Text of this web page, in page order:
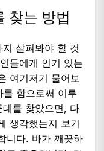
찾는 방법
살펴봐야 할 것
들에게 인기 있는
여기저기 물어보
함으로써 이루
를 찾았으면, 다
생각했는지 보기
니다. 바가 깨끗하